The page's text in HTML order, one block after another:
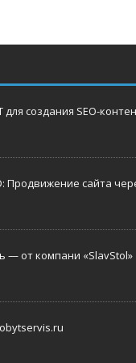
создания SEO-
Продвижение сайта
— от компани «SlavStol»